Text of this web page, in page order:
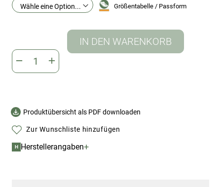
Größentabelle / Passform
IN DEN WARENKORB
Produktübersicht als PDF downloaden
Zur Wunschliste hinzufügen
H Herstellerangaben+